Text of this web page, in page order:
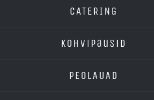
CATERING
Kohvipausid
PEOLAUAD